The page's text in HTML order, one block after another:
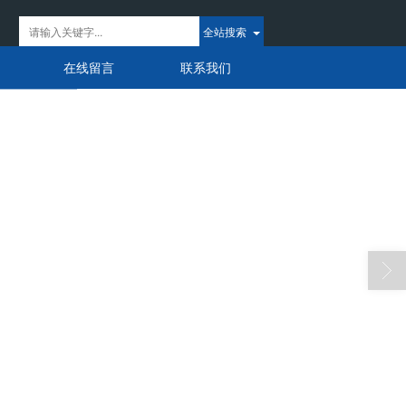
全站搜索
在线留言 联系我们